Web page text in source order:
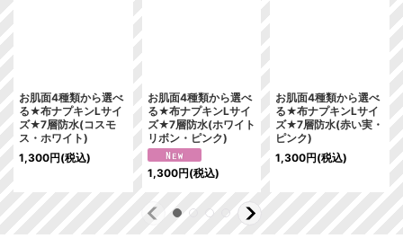
お肌面4種類から選べ
る★布ナプキンLサイ
ズ★7層防水(コスモ
ス・ホワイト)
1,300円(税込)
お肌面4種類から選べ
る★布ナプキンLサイ
ズ★7層防水(ホワイト
リボン・ピンク)
1,300円(税込)
お肌面4種類から選べ
る★布ナプキンLサイ
ズ★7層防水(赤い実・
ピンク)
1,300円(税込)